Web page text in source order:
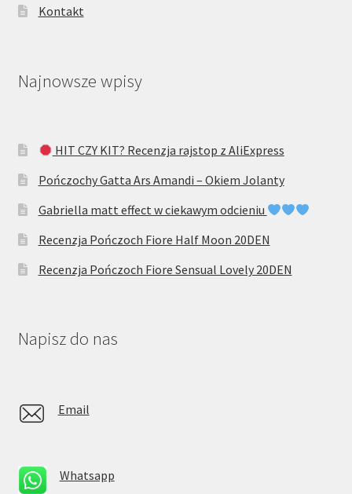
Kontakt
Najnowsze wpisy
HIT CZY KIT? Recenzja rajstop z AliExpress
Pończochy Gatta Ars Amandi – Okiem Jolanty
Gabriella matt effect w ciekawym odcieniu
Recenzja Pończoch Fiore Half Moon 20DEN
Recenzja Pończoch Fiore Sensual Lovely 20DEN
Napisz do nas
Email
Whatsapp